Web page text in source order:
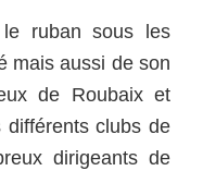
ruban sous les
mais aussi de son
de Roubaix et
différents clubs de
dirigeants de